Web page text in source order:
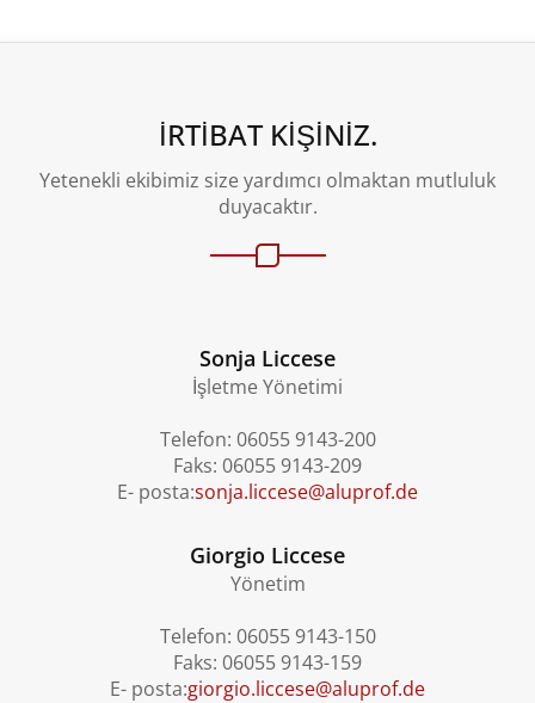
İRTIBAT KIŞINIZ.
Yetenekli ekibimiz size yardımcı olmaktan mutluluk
duyacaktır.
Sonja Liccese
İşletme Yönetimi
Telefon: 06055 9143-200
Faks: 06055 9143-209
E- posta:sonja.liccese@aluprof.de
Giorgio Liccese
Yönetim
Telefon: 06055 9143-150
Faks: 06055 9143-159
E- posta:giorgio.liccese@aluprof.de